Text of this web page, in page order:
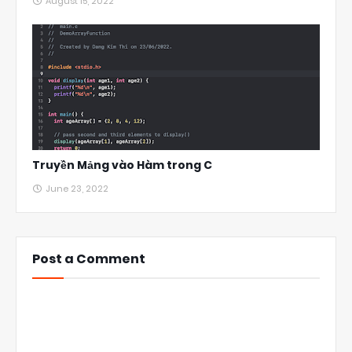
Truyền Mảng vào Hàm trong C
June 23, 2022
Post a Comment